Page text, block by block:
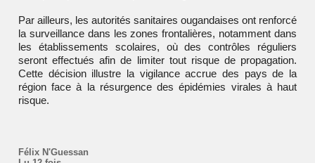
Par ailleurs, les autorités sanitaires ougandaises ont renforcé
la surveillance dans les zones frontalières, notamment dans
les établissements scolaires, où des contrôles réguliers
seront effectués afin de limiter tout risque de propagation.
Cette décision illustre la vigilance accrue des pays de la
région face à la résurgence des épidémies virales à haut
risque.
Félix N'Guessan